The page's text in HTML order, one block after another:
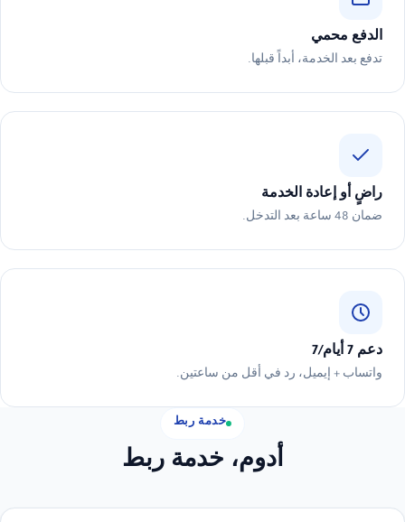
الدفع محمي
تدفع بعد الخدمة، أبداً قبلها.
راضٍ أو إعادة الخدمة
ضمان 48 ساعة بعد التدخل.
دعم 7 أيام/7
واتساب + إيميل، رد في أقل من ساعتين.
خدمة ربط
أدوم، خدمة ربط